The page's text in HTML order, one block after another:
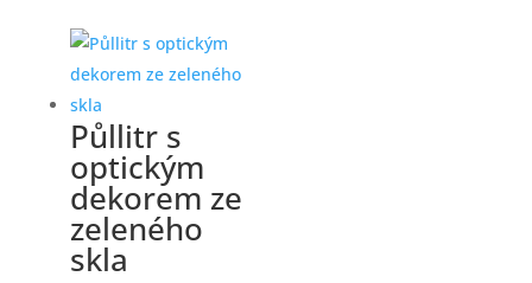
Půllitr s
optickým
dekorem ze
zeleného
skla